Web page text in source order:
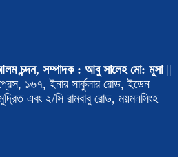
চন্দন, সম্পাদক : আবু সালেহ মো: মূসা||
প্রেস, ১৬৭, ইনার সার্কুলার রোড, ইডেন
এবং ২/সি রামবাবু রোড, ময়মনসিংহ